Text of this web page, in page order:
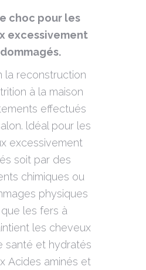
choc pour les
excessivement
la reconstruction
à la maison
effectués
ldéal pour les
excessivement
soit par des
chimiques ou
physiques
les fers à
les cheveux
santé et hydratés
Acides aminés et